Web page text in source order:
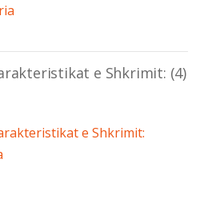
e Shkrimit: (4)
e Shkrimit: